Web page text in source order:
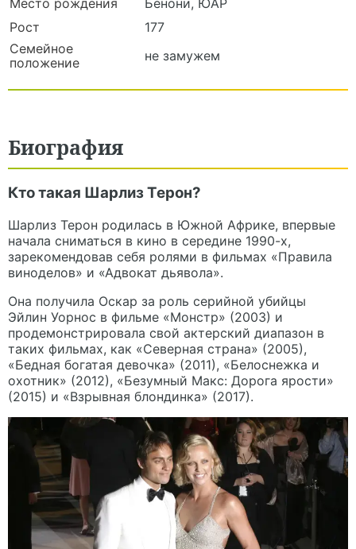
Рост
177
Семейное
положение
не замужем
Биография
Кто такая Шарлиз Терон?
Шарлиз Терон родилась в Южной Африке, впервые
начала сниматься в кино в середине 1990-х,
зарекомендовав себя ролями в фильмах «Правила
виноделов» и «Адвокат дьявола».
Она получила Оскар за роль серийной убийцы
Эйлин Уорнос в фильме «Монстр» (2003) и
продемонстрировала свой актерский диапазон в
таких фильмах, как «Северная страна» (2005),
«Бедная богатая девочка» (2011), «Белоснежка и
охотник» (2012), «Безумный Макс: Дорога ярости»
(2015) и «Взрывная блондинка» (2017).